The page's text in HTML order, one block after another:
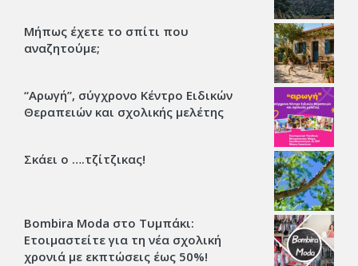
Μήπως έχετε το σπίτι που
αναζητούμε;
“Αρωγή”, σύγχρονο Κέντρο Ειδικών
Θεραπειών και σχολικής μελέτης
Σκάει ο ….τζίτζικας!
Bombira Moda στο Τυμπάκι:
Ετοιμαστείτε για τη νέα σχολική
χρονιά με εκπτώσεις έως 50%!